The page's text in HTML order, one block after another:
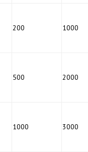
200 1000
500 2000
1000 3000